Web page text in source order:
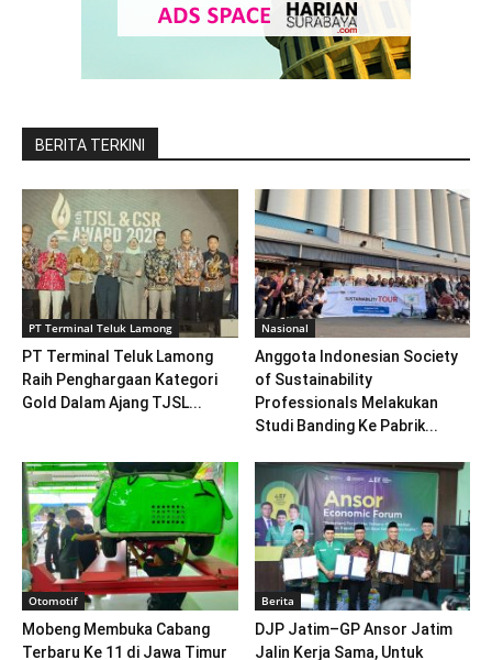
BERITA TERKINI
PT Terminal Teluk Lamong
PT Terminal Teluk Lamong
Raih Penghargaan Kategori
Gold Dalam Ajang TJSL...
Nasional
Anggota Indonesian Society
of Sustainability
Professionals Melakukan
Studi Banding Ke Pabrik...
Otomotif
Mobeng Membuka Cabang
Terbaru Ke 11 di Jawa Timur
Berita
DJP Jatim–GP Ansor Jatim
Jalin Kerja Sama, Untuk